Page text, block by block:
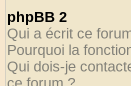
phpBB 2
Qui a écrit ce
Pourquoi la
Qui dois-je